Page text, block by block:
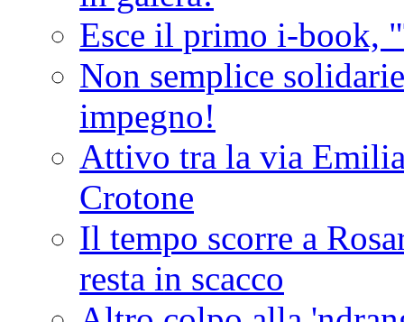
Esce il primo i-book,
Non semplice
impegno!
Attivo tra la via
Crotone
Il tempo scorre a
resta in scacco